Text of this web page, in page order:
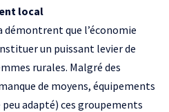
local
démontrent que l’économie
un puissant levier de
rurales. Malgré des
de moyens, équipements
adapté) ces groupements